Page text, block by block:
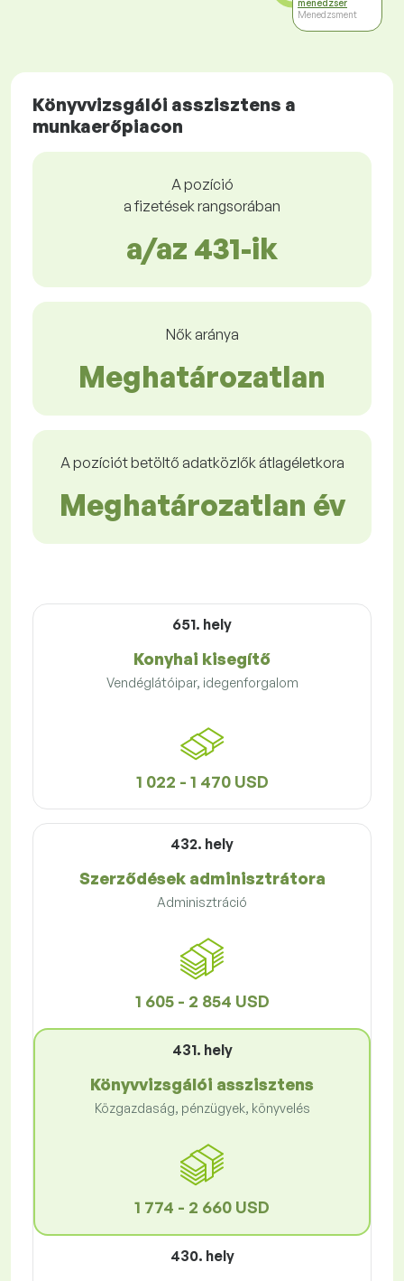
menedzser
Menedzsment
Könyvvizsgálói asszisztens a
munkaerőpiacon
A pozíció
a fizetések rangsorában
a/az 431-ik
Nők aránya
Meghatározatlan
A pozíciót betöltő adatközlők átlagéletkora
Meghatározatlan év
651. hely
Konyhai kisegítő
Vendéglátóipar, idegenforgalom
1 022 - 1 470 USD
432. hely
Szerződések adminisztrátora
Adminisztráció
1 605 - 2 854 USD
431. hely
Könyvvizsgálói asszisztens
Közgazdaság, pénzügyek, könyvelés
1 774 - 2 660 USD
430. hely